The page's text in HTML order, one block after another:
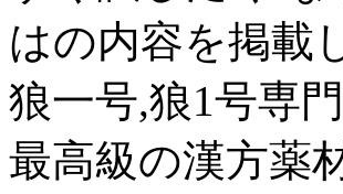
はの内容を掲載
狼一号,狼1号専
最高級の漢方薬